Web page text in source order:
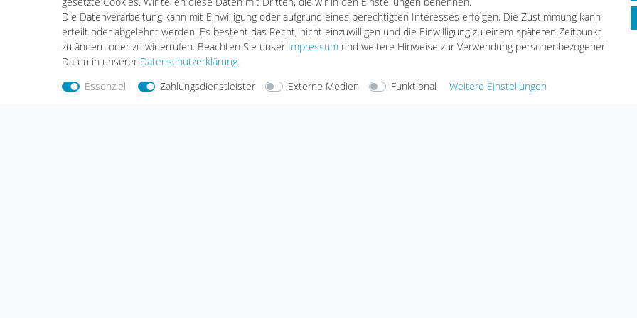
Die Datenverarbeitung kann mit Einwilligung oder aufgrund eines berechtigten Interesses erfolgen. Die Zustimmung kann
erteilt oder abgelehnt werden. Es besteht das Recht, nicht einzuwilligen und die Einwilligung zu einem späteren Zeitpunkt
zu ändern oder zu widerrufen. Beachten Sie unser Impressum und weitere Hinweise zur Verwendung personenbezogener
Daten in unserer Daten­schutz­erklärung.
Essenziell
Zahlungsdienstleister Externe Medien Funktional Weitere Einstellungen